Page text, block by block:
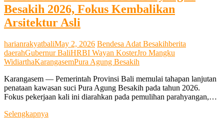
Tekankan
Integritas
dan
Penanganan
Korupsi
Besakih 2026, Fokus Kembalikan
Arsitektur Asli
harianrakyatbaliMay 2, 2026 Bendesa Adat Besakihberita
daerahGubernur BaliHRBI Wayan KosterJro Mangku
WidiarthaKarangasemPura Agung Besakih
Karangasem — Pemerintah Provinsi Bali memulai tahapan lanjutan
penataan kawasan suci Pura Agung Besakih pada tahun 2026.
Fokus pekerjaan kali ini diarahkan pada pemulihan parahyangan,…
Selengkapnya